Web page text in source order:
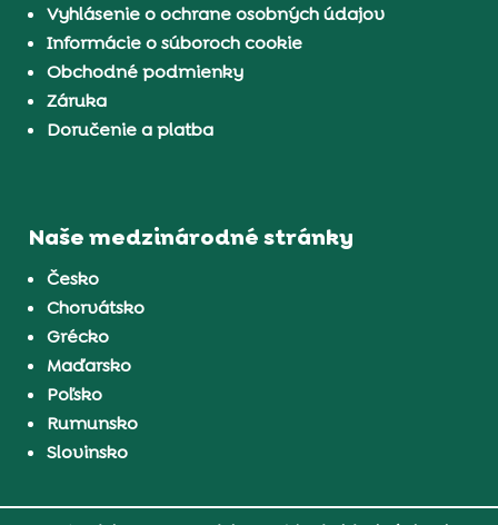
Vyhlásenie o ochrane osobných údajov
Informácie o súboroch cookie
Obchodné podmienky
Záruka
Doručenie a platba
Naše medzinárodné stránky
Česko
Chorvátsko
Grécko
Maďarsko
Poľsko
Rumunsko
Slovinsko